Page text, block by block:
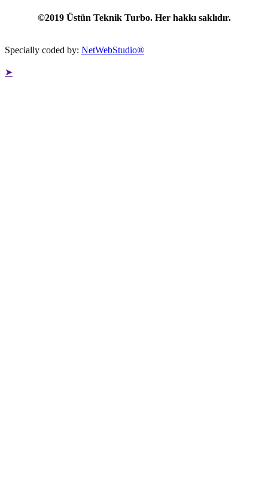
©2019 Üstün Teknik Turbo. Her hakkı saklıdır.
Specially coded by: NetWebStudio®
➤